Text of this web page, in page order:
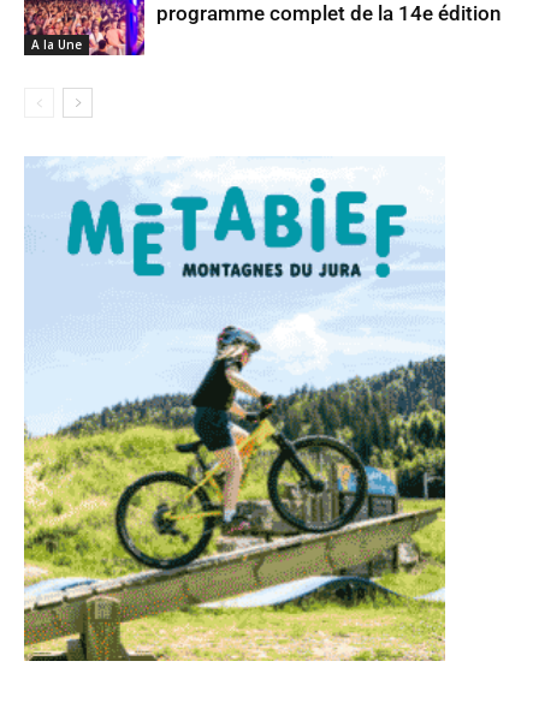
A la Une
programme complet de la 14e édition